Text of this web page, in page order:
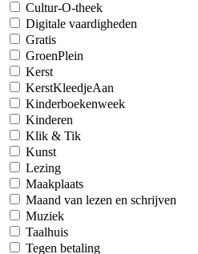
Cultur-O-theek
Digitale vaardigheden
Gratis
GroenPlein
Kerst
KerstKleedjeAan
Kinderboekenweek
Kinderen
Klik & Tik
Kunst
Lezing
Maakplaats
Maand van lezen en schrijven
Muziek
Taalhuis
Tegen betaling